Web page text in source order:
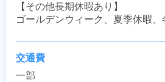
【その他長期休暇あり】
ゴールデンウィーク、夏季休暇、
交通費
一部